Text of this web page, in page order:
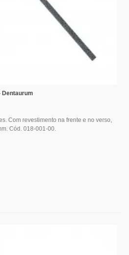
Dentaurum
Com revestimento na frente e no verso,
Cód. 018-001-00.